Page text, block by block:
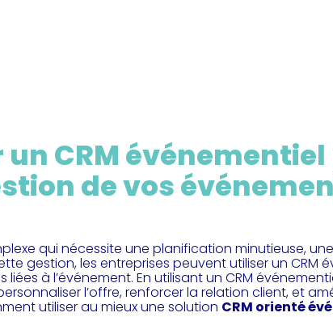
CRM
de vos
qui nécessite une planification minutieuse,
gestion, les entreprises peuvent utiliser un CRM
à l’événement. En utilisant un CRM
l’offre, renforcer la relation client, et
utiliser au mieux une solution CRM orienté